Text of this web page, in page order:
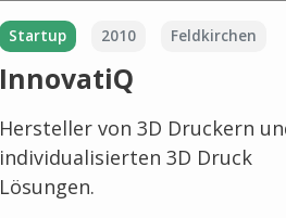
Startup 2010 Feldkirchen
InnovatiQ
Hersteller von 3D Druckern
individualisierten 3D Druck
Lösungen.